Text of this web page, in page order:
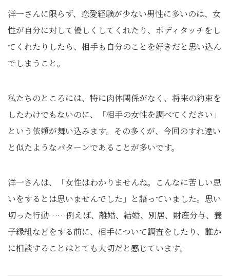
洋一さんに限らず、恋愛経験が少ない男性に多いのは、女
性が自分に対して優しくしてくれたり、ボディタッチをし
てくれたりしたら、相手も自分のことを好きだと思い込ん
でしまうこと。
私たちのところには、特に肉体関係がなく、将来の約束を
したわけでもないのに、「相手の女性を調べてください」
という依頼が舞い込みます。その多くが、今回のすれ違い
と似たようなパターンであることが多いです。
洋一さんは、「女性はわかりませんね。こんなに苦しい思
いをするとは思いませんでした」と語っていました。思い
切った行動……例えば、離婚、結婚、別居、財産分与、養
子縁組などをする前に、相手について調査をしたり、誰か
に相談することはとても大切だと感じています。